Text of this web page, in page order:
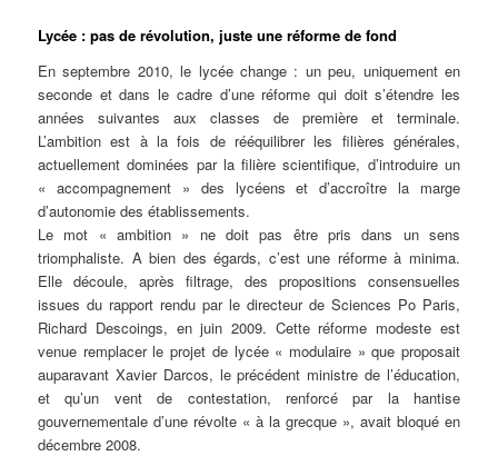
Lycée : pas de révolution, juste une réforme de fond
En septembre 2010, le lycée change : un peu, uniquement en
seconde et dans le cadre d’une réforme qui doit s’étendre les
années suivantes aux classes de première et terminale.
L’ambition est à la fois de rééquilibrer les filières générales,
actuellement dominées par la filière scientifique, d’introduire un
« accompagnement » des lycéens et d’accroître la marge
d’autonomie des établissements.
Le mot « ambition » ne doit pas être pris dans un sens
triomphaliste. A bien des égards, c’est une réforme à minima.
Elle découle, après filtrage, des propositions consensuelles
issues du rapport rendu par le directeur de Sciences Po Paris,
Richard Descoings, en juin 2009. Cette réforme modeste est
venue remplacer le projet de lycée « modulaire » que proposait
auparavant Xavier Darcos, le précédent ministre de l’éducation,
et qu’un vent de contestation, renforcé par la hantise
gouvernementale d’une révolte « à la grecque », avait bloqué en
décembre 2008.